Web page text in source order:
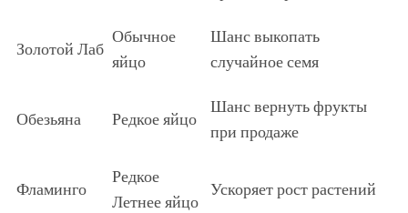
Золотой Лаб
Обычное
яйцо
Шанс выкопать
случайное семя
Обезьяна Редкое яйцо
Шанс вернуть фрукты
при продаже
Фламинго
Редкое
Летнее яйцо
Ускоряет рост растений